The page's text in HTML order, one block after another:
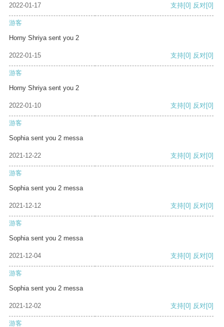
2022-01-17 支持[0] 反对[0]
游客
Horny Shriya sent you 2
2022-01-15 支持[0] 反对[0]
游客
Horny Shriya sent you 2
2022-01-10 支持[0] 反对[0]
游客
Sophia sent you 2 messa
2021-12-22 支持[0] 反对[0]
游客
Sophia sent you 2 messa
2021-12-12 支持[0] 反对[0]
游客
Sophia sent you 2 messa
2021-12-04 支持[0] 反对[0]
游客
Sophia sent you 2 messa
2021-12-02 支持[0] 反对[0]
游客